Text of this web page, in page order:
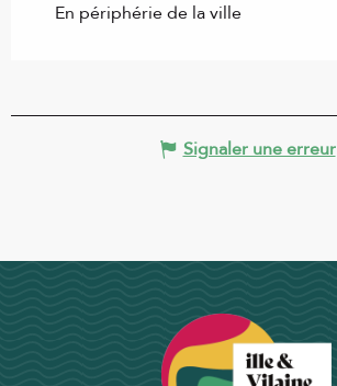
En périphérie de la ville
Signaler une erreur